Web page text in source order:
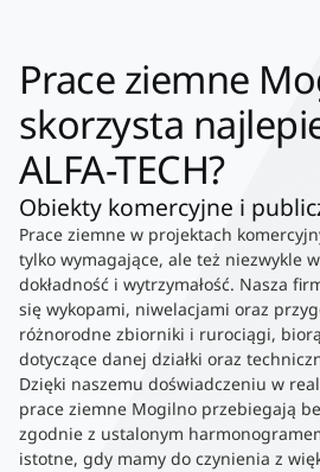
Prace ziemne
skorzysta
ALFA-TECH?
Obiekty komercyjne i
Prace ziemne w projektach
tylko wymagające, ale też niezwykle
dokładność i wytrzymałość. Nasza
się wykopami, niwelacjami oraz
różnorodne zbiorniki i rurociągi,
dotyczące danej działki oraz
Dzięki naszemu doświadczeniu w
prace ziemne Mogilno przebiegają
zgodnie z ustalonym
istotne, gdy mamy do czynienia z